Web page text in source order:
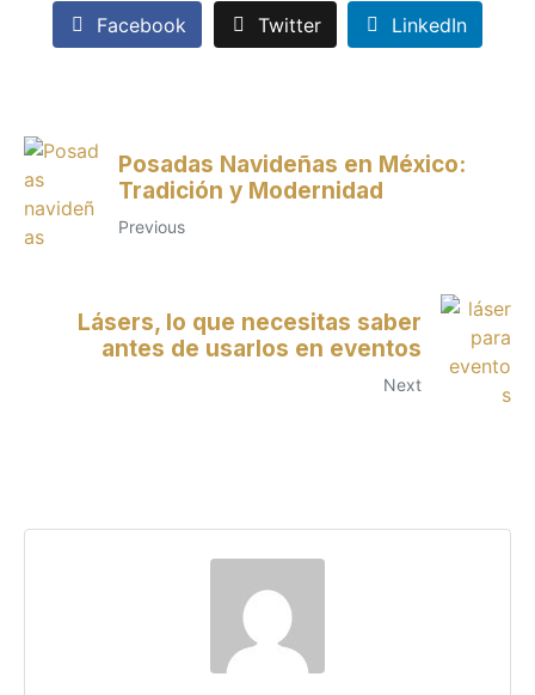
Facebook Twitter LinkedIn
Posadas Navideñas en México:
Tradición y Modernidad
Previous
Lásers, lo que necesitas saber
antes de usarlos en eventos
Next